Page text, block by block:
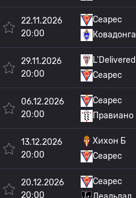
22.11.2026
20:00
Сеарес
Ковадонга
29.11.2026
20:00
L'Delivered
Сеарес
06.12.2026
20:00
Сеарес
Правиано
13.12.2026
20:00
Хихон Б
Сеарес
20.12.2026
20:00
Сеарес